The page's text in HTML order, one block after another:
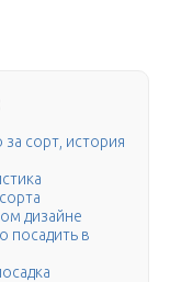
сорт, история
дизайне
посадить в